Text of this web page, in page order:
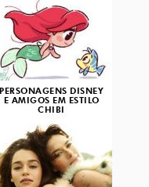
PERSONAGENS DISNEY
E AMIGOS EM ESTILO
CHIBI
3